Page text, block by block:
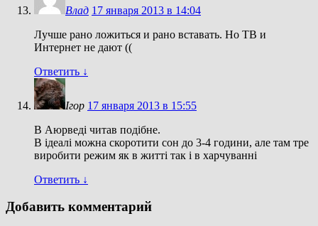
Влад 17 января 2013 в 14:04
Лучше рано ложиться и рано вставать. Но ТВ и
Интернет не дают ((
Ответить ↓
Ігор 17 января 2013 в 15:55
В Аюрведі читав подібне.
В ідеалі можна скоротити сон до 3-4 години, але там тре
виробити режим як в житті так і в харчуванні
Ответить ↓
Добавить комментарий